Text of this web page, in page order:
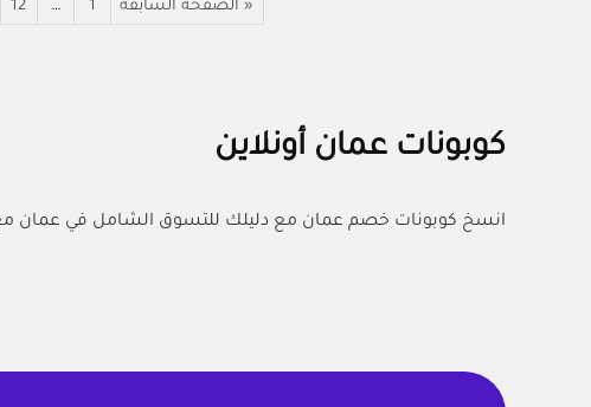
« الصفحة السابقة 1
…
12
كوبونات عمان أونلاين
انسخ كوبونات خصم عمان مع دليلك للتسوق الشامل في عمان